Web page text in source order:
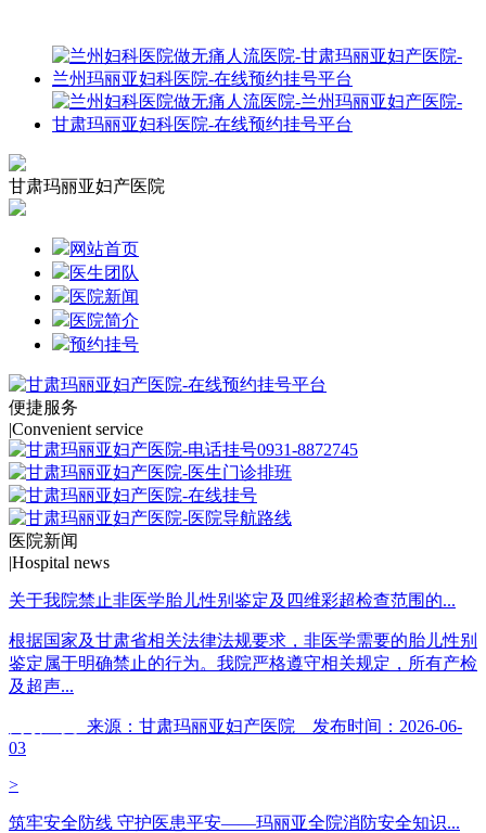
甘肃玛丽亚妇产医院
网站首页
医生团队
医院新闻
医院简介
预约挂号
便捷服务
|Convenient service
医院新闻
|Hospital news
关于我院禁止非医学胎儿性别鉴定及四维彩超检查范围的...
根据国家及甘肃省相关法律法规要求，非医学需要的胎儿性别
鉴定属于明确禁止的行为。我院严格遵守相关规定，所有产检
及超声...
来源：甘肃玛丽亚妇产医院 发布时间：2026-06-
03
>
筑牢安全防线 守护医患平安——玛丽亚全院消防安全知识...